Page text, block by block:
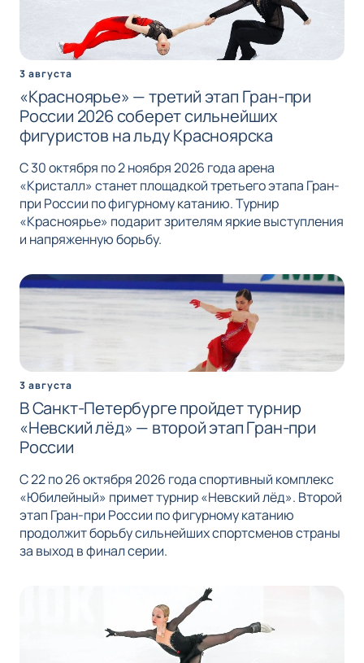
3 августа
«Красноярье» — третий этап Гран-при
России 2026 соберет сильнейших
фигуристов на льду Красноярска
С 30 октября по 2 ноября 2026 года арена
«Кристалл» станет площадкой третьего этапа Гран-
при России по фигурному катанию. Турнир
«Красноярье» подарит зрителям яркие выступления
и напряженную борьбу.
3 августа
В Санкт-Петербурге пройдет турнир
«Невский лёд» — второй этап Гран-при
России
С 22 по 26 октября 2026 года спортивный комплекс
«Юбилейный» примет турнир «Невский лёд». Второй
этап Гран-при России по фигурному катанию
продолжит борьбу сильнейших спортсменов страны
за выход в финал серии.